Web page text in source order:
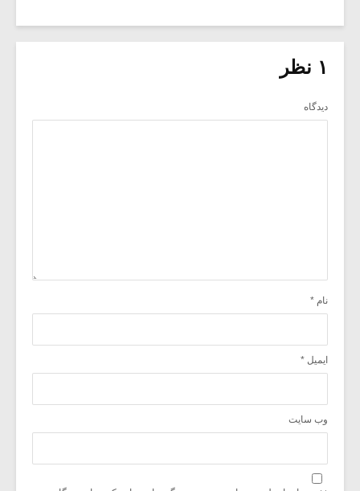
۱ نظر
دیدگاه
نام *
ایمیل *
وب‌ سایت